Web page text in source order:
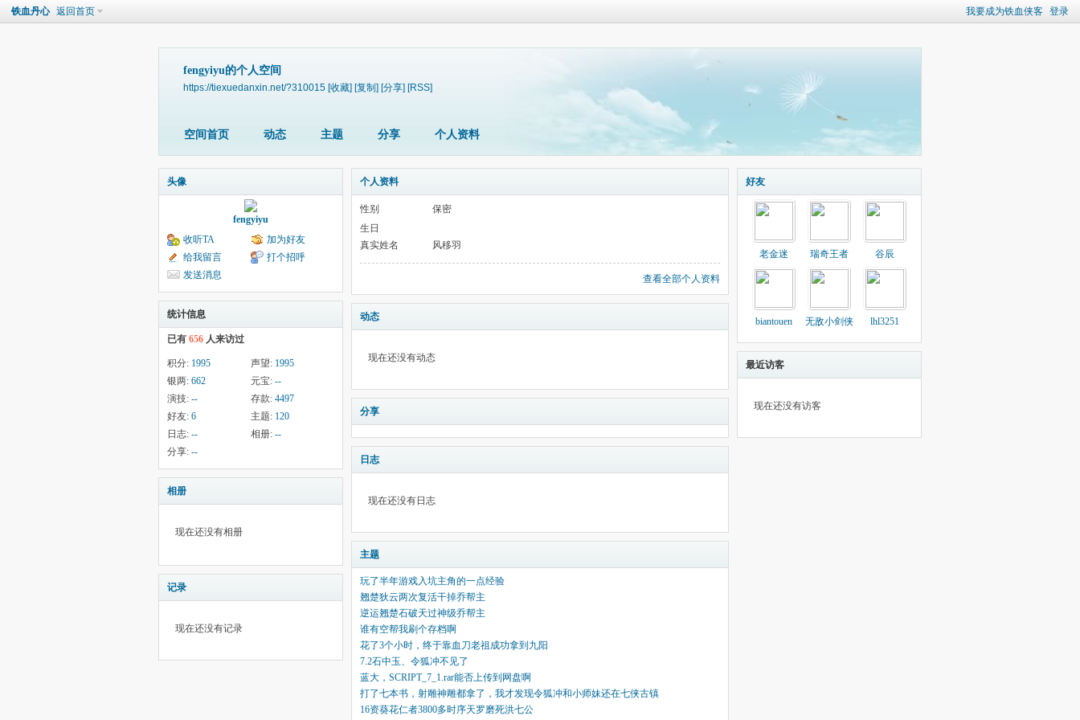
我要成为铁血侠客 登录
铁血丹心 返回首页
fengyiyu的个人空间
https://tiexuedanxin.net/?310015 [收藏] [复制] [分享] [RSS]
空间首页 动态 主题 分享 个人资料
头像
fengyiyu
收听TA
加为好友
给我留言
打个招呼
发送消息
统计信息
已有 656 人来访过
积分: 1995 声望: 1995
银两: 662 元宝: --
演技: -- 存款: 4497
好友: 6 主题: 120
日志: -- 相册: --
分享: --
相册
现在还没有相册
记录
现在还没有记录
个人资料
性别
保密
生日
真实姓名
风移羽
查看全部个人资料
动态
现在还没有动态
分享
日志
现在还没有日志
主题
玩了半年游戏入坑主角的一点经验
翘楚狄云两次复活干掉乔帮主
逆运翘楚石破天过神级乔帮主
谁有空帮我刷个存档啊
花了3个小时，终于靠血刀老祖成功拿到九阳
7.2石中玉、令狐冲不见了
蓝大，SCRIPT_7_1.rar能否上传到网盘啊
打了七本书，射雕神雕都拿了，我才发现令狐冲和小师妹还在七侠古镇
16资葵花仁者3800多时序天罗磨死洪七公
好友
老金迷 瑞奇王者 谷辰
biantouen 无敌小剑侠 lhl3251
最近访客
现在还没有访客